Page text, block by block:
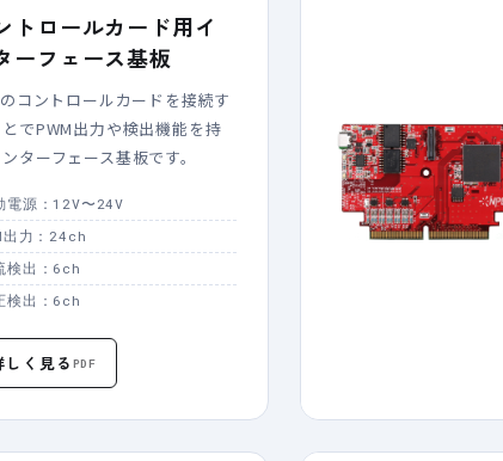
トロールカード用イ
ーフェース基板
コントロールカードを接続す
とでPWM出力や検出機能を持
ターフェース基板です。
電源：12V〜24V
出力：24ch
検出：6ch
検出：6ch
しく見る PDF